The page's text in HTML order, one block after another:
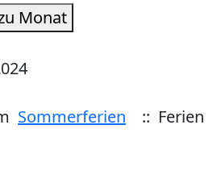
Monat
Sommerferien :: Ferien